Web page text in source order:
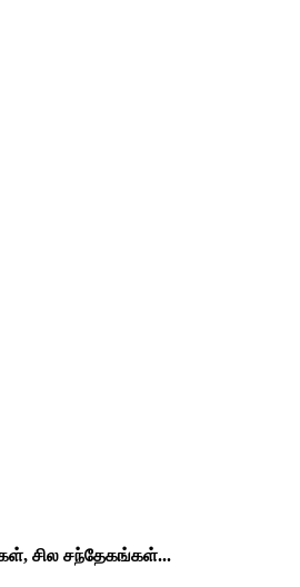
சில சந்தேகங்கள்...